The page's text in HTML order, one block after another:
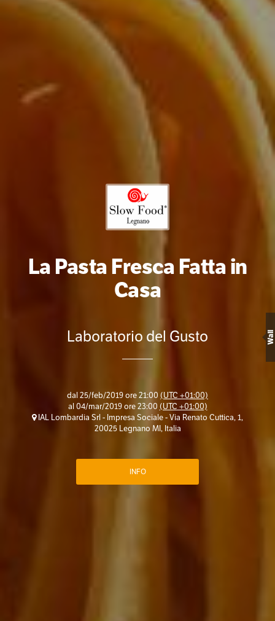
La Pasta Fresca Fatta in
Casa
Laboratorio del Gusto
dal25/feb/2019 ore 21:00 (UTC +01:00)
al04/mar/2019 ore 23:00 (UTC +01:00)
IAL Lombardia Srl - Impresa Sociale - Via Renato Cuttica, 1,
20025 Legnano MI, Italia
INFO
Wall